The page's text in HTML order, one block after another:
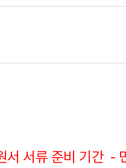
서 서류 준비 기간 -